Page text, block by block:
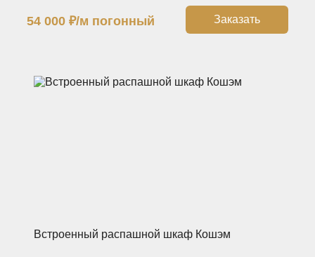
54 000₽/м погонный Заказать
Встроенный распашной шкаф Кошэм